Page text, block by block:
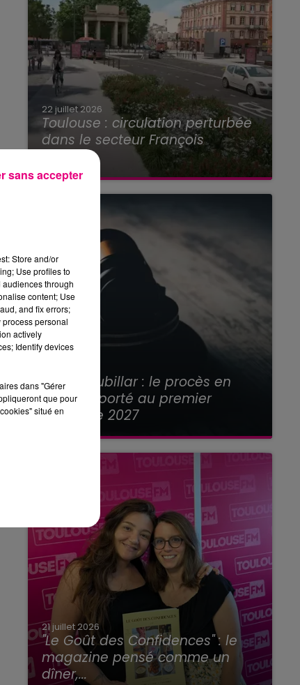
22 juillet 2026
Toulouse : circulation perturbée
dans le secteur François
Verdier...
Affaire Jubillar : le procès en
appel reporté au premier
semestre 2027
21 juillet 2026
"Le Goût des Confidences" : le
magazine pensé comme un
dîner,...
Store and/or
Use profiles to
through
content; Use
and fix errors;
personal
actively
Identify devices
dans "Gérer
que pour
situé en
sans accepter